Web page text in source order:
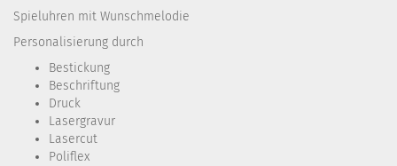
Spieluhren mit Wunschmelodie
Personalisierung durch
Bestickung​
Beschriftung
Druck
Lasergravur
Lasercut
Poliflex